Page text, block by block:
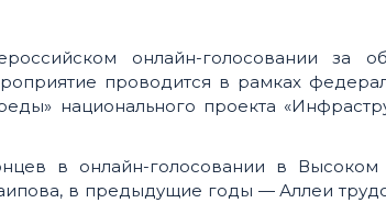
онлайн-голосовании за
проводится в рамках
национального проекта
в онлайн-голосовании в Высоком
в предыдущие годы — Аллеи